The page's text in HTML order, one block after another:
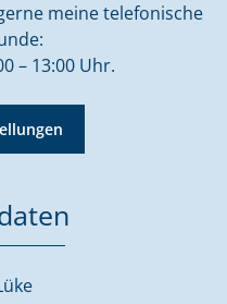
meine telefonische
– 13:00 Uhr.